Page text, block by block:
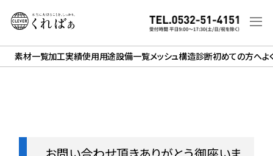
素材一覧加工実績使用用途設備一覧メッシュ構造診断初めての方へよ